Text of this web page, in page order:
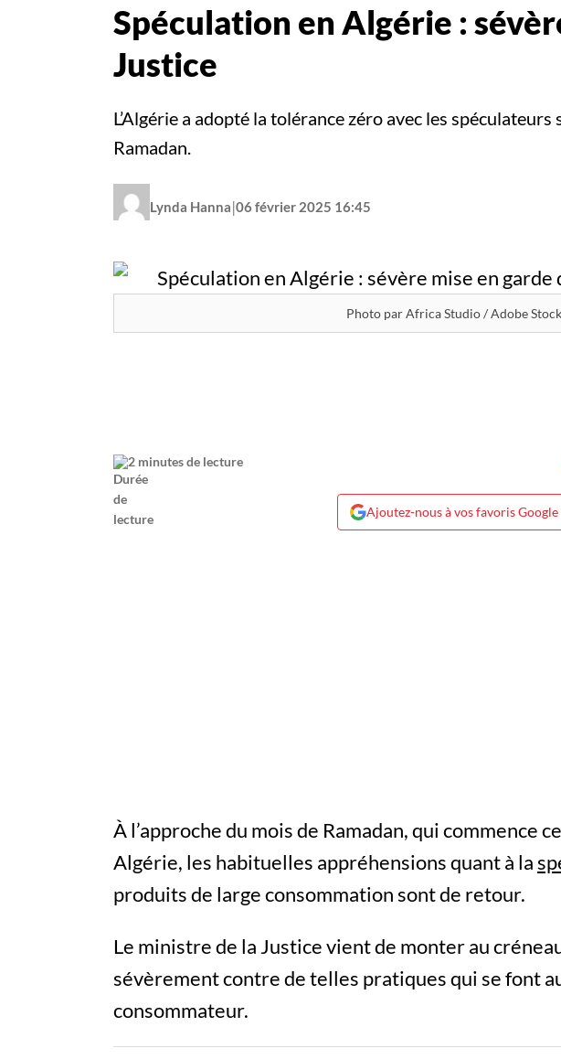
Spéculation en Algérie :
Justice
L’Algérie a adopté la tolérance zéro avec les
Ramadan.
Lynda Hanna|06 février 2025 16:45
Photo par Africa Studio / Adobe Stock
2 minutes de lecture
Ajoutez-nous à vos favoris Google
À l’approche du mois de Ramadan, qui commence
Algérie, les habituelles appréhensions quant à la
produits de large consommation sont de retour.
Le ministre de la Justice vient de monter au
sévèrement contre de telles pratiques qui se font
consommateur.